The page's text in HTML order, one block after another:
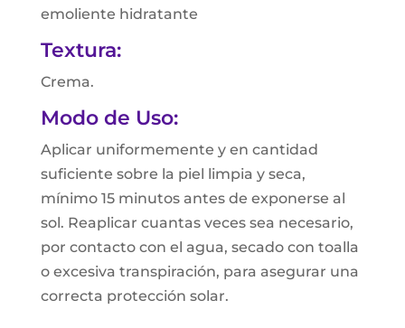
emoliente hidratante
Textura:
Crema.
Modo de Uso:
Aplicar uniformemente y en cantidad
suficiente sobre la piel limpia y seca,
mínimo 15 minutos antes de exponerse al
sol. Reaplicar cuantas veces sea necesario,
por contacto con el agua, secado con toalla
o excesiva transpiración, para asegurar una
correcta protección solar.